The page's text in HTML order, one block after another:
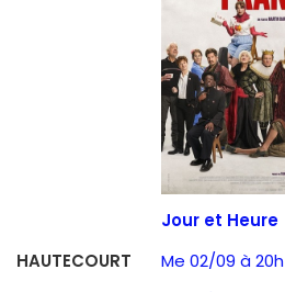
Jour et Heure
HAUTECOURT
Me 02/09 à 20h